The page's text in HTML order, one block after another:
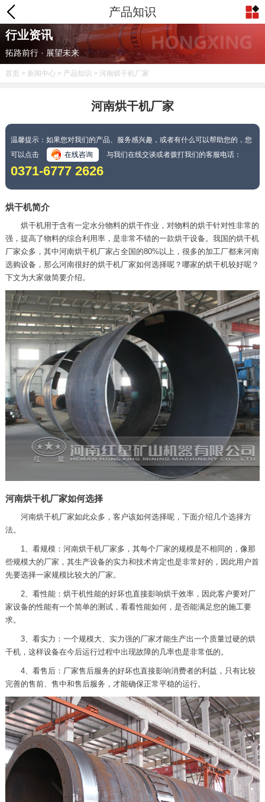
产品知识
行业资讯
拓路前行 · 展望未来
首页 > 新闻中心> 产品知识 > 河南烘干机厂家
河南烘干机厂家
温馨提示：如果您对我们的产品、服务感兴趣，或者有什么可以帮助您的，您
可以点击
在线咨询 与我们在线交谈或者拨打我们的客服电话：
0371-6777 2626
烘干机简介
烘干机用于含有一定水分物料的烘干作业，对物料的烘干针对性非常的
强，提高了物料的综合利用率，是非常不错的一款烘干设备。我国的烘干机
厂家众多，其中河南烘干机厂家占全国的80%以上，很多的加工厂都来河南
选购设备，那么河南很好的烘干机厂家如何选择呢？哪家的烘干机较好呢？
下文为大家做简要介绍。
河南烘干机厂家如何选择
河南烘干机厂家如此众多，客户该如何选择呢，下面介绍几个选择方
法。
1、看规模：河南烘干机厂家多，其每个厂家的规模是不相同的，像那
些规模大的厂家，其生产设备的实力和技术肯定也是非常好的，因此用户首
先要选择一家规模比较大的厂家。
2、看性能：烘干机性能的好坏也直接影响烘干效率，因此客户要对厂
家设备的性能有一个简单的测试，看看性能如何，是否能满足您的施工要
求。
3、看实力：一个规模大、实力强的厂家才能生产出一个质量过硬的烘
干机，这样设备在今后运行过程中出现故障的几率也是非常低的。
4、看售后：厂家售后服务的好坏也直接影响消费者的利益，只有比较
完善的售前、售中和售后服务，才能确保正常平稳的运行。